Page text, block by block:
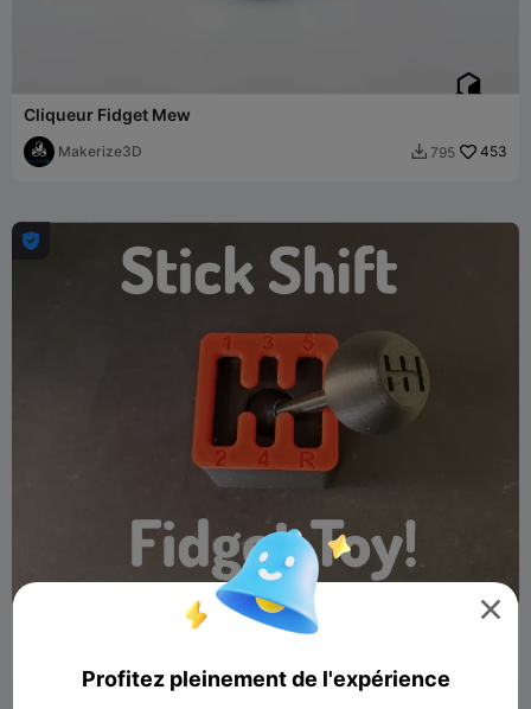
Cliqueur Fidget Mew
Makerize3D  795 453

Jouet Fidget Stick Shift

Profitez pleinement de l'expérience